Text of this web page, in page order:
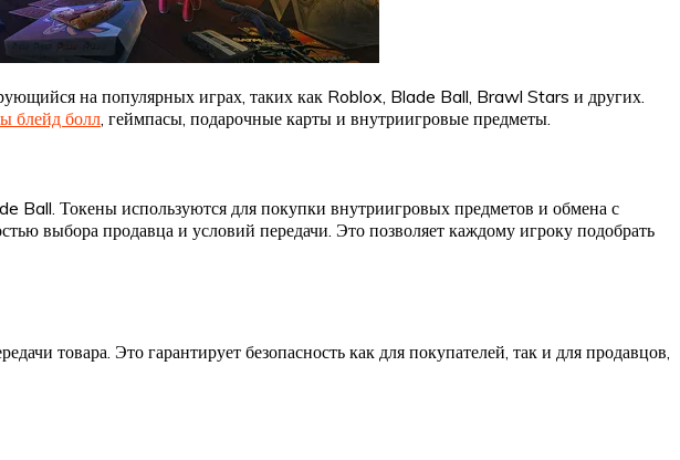
на популярных играх, таких как Roblox, Blade Ball, Brawl Stars и других.
блейд болл , геймпасы, подарочные карты и внутриигровые предметы.
Ball. Токены используются для покупки внутриигровых предметов и обмена с
выбора продавца и условий передачи. Это позволяет каждому игроку подобрать
товара. Это гарантирует безопасность как для покупателей, так и для продавцов,